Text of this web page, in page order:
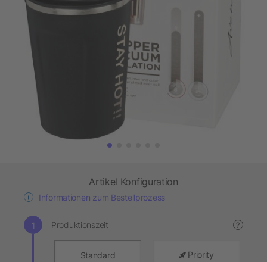
Artikel Konfiguration
Informationen zum Bestellprozess
Produktionszeit ?
Standard Priority